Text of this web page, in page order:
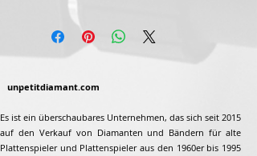
unpetitdiamant.com
Es ist ein überschaubares Unternehmen, das sich seit 2015
auf den Verkauf von Diamanten und Bändern für alte
Plattenspieler und Plattenspieler aus den 1960er bis 1995